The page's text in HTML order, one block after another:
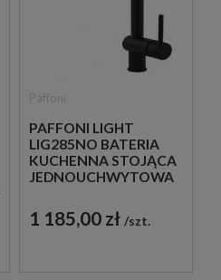
PAFFONI LIGHT
LIG285NO BATERIA
KUCHENNA STOJĄCA
JEDNOUCHWYTOWA
1 185,00 zł szt.